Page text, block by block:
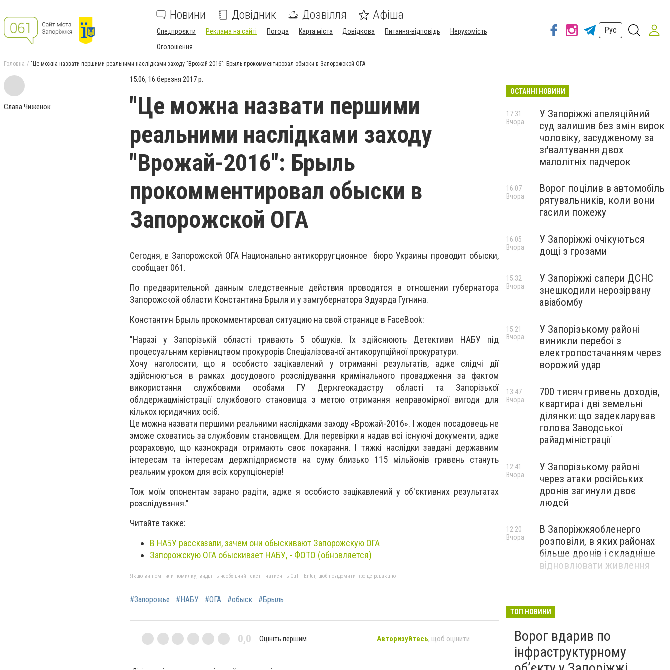
Новини Довідник Дозвілля Афіша
Спецпроєкти Реклама на сайті Погода Карта міста Довідкова Питання-відповідь
Нерухомість
Оголошення
Рус
Головна "Це можна назвати першими реальними наслідками заходу "Врожай-2016": Брыль прокомментировал обыски в Запорожской ОГА
Слава Чиженок
15:06, 16 березня 2017 р.
"Це можна назвати першими
реальними наслідками заходу
"Врожай-2016": Брыль
прокомментировал обыски в
Запорожской ОГА
Сегодня, в Запорожской ОГА Национально антикоррупционное бюро Украины проводит обыски,
сообщает 061.
По предварительной данным следственные действия проводятся в отношении губернатора
Запорожской области Константина Брыля и у замгубернатора Эдуарда Гугнина.
Константин Брыль прокомментировал ситуацию на свой странице в FaceBook:
"Наразі у Запорізькій області тривають 5 обшуків. Їх здійснюють Детективи НАБУ під
процесуальним керівництвом прокурорів Спеціалізованої антикорупційної прокуратури.
Хочу наголосити, що я особисто зацікавлений у отриманні результатів, адже слідчі дії
здійснюються в рамках досудового розслідування кримінального провадження за фактом
використання службовими особами ГУ Держгеокадастру області та Запорізької
облдержадміністрації службового становища з метою отримання неправомірної вигоди для
кількох юридичних осіб.
Це можна назвати першими реальними наслідками заходу «Врожай-2016». І жоден посадовець не
зможе сховатись за службовим становищем. Для перевірки я надав всі існуючі документи, адже
розраховую, що казнокради отримають своє покарання. І тяжкі наслідки завдані державним
інтересам та інтересам держпідприємств на суму близько 115 мільйонів гривень стануть
реальним уроком для всіх корупціонерів!
Тож моїм опонентам зарано радіти, адже я особисто зацікавлений у об'єктивних результатах
розслідування."
Читайте также:
В НАБУ рассказали, зачем они обыскивают Запорожскую ОГА
Запорожскую ОГА обыскивает НАБУ, - ФОТО (обновляется)
Якщо ви помітили помилку, виділіть необхідний текст і натисніть Ctrl + Enter, щоб повідомити про це редакцію
#Запорожье #НАБУ #ОГА #обыск #Брыль
0,0 Оцініть першим Авторизуйтесь, щоб оцінити
ОСТАННІ НОВИНИ
У Запоріжжі апеляційний
суд залишив без змін вирок
чоловіку, засудженому за
зґвалтування двох
малолітніх падчерок
17:31
Вчора
Ворог поцілив в автомобіль
рятувальників, коли вони
гасили пожежу
16:07
Вчора
У Запоріжжі очікуються
дощі з грозами
16:05
Вчора
У Запоріжжі сапери ДСНС
знешкодили нерозірвану
авіабомбу
15:32
Вчора
У Запорізькому районі
виникли перебої з
електропостачанням через
ворожий удар
15:21
Вчора
700 тисяч гривень доходів,
квартира і дві земельні
ділянки: що задекларував
голова Заводської
райадміністрації
13:47
Вчора
У Запорізькому районі
через атаки російських
дронів загинули двоє
людей
12:41
Вчора
В Запоріжжяобленерго
розповіли, в яких районах
більше дронів і складніше
відновлювати живлення
12:20
Вчора
ТОП НОВИНИ
Ворог вдарив по
інфраструктурному